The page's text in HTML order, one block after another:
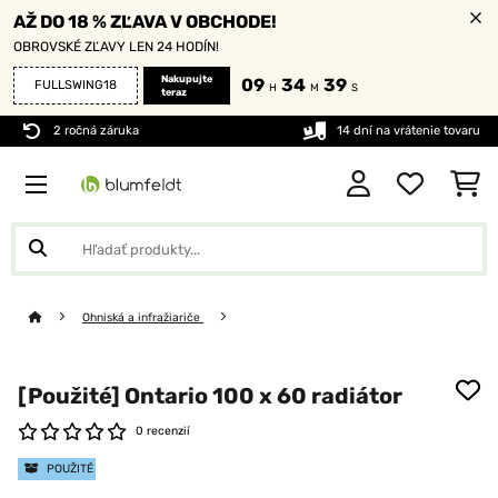
AŽ DO 18 % ZĽAVA V OBCHODE!
OBROVSKÉ ZĽAVY LEN 24 HODÍN!
FULLSWING18
Nakupujte
teraz
09 H 34 M 37 S
2 ročná záruka 14 dní na vrátenie tovaru
Ohniská a infražiariče
[Použité] Ontario 100 x 60 radiátor
0 recenzií
POUŽITÉ